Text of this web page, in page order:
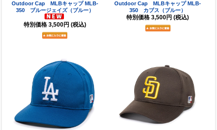
Outdoor Cap MLBキャップ MLB-
350 ブルージェイズ（ブルー）
特別価格 3,500円 (税込)
Outdoor Cap MLBキャップ MLB-
350 カブス（ブルー）
特別価格 3,500円 (税込)